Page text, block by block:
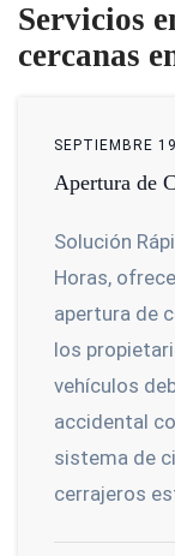
Servicios
cercanas
SEPTIEMBRE
Apertura de
Solución
Horas,
apertura de
los
vehículos
accidental
sistema de
cerrajeros